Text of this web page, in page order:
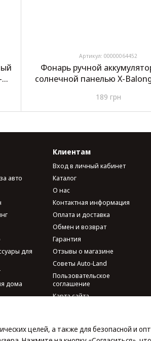
Артикул: 00000064452
Фонарь ручной
солнечной панелью X-
189 грн
авто
для
дома
Клиентам
Вход в личный кабинет
Каталог
О нас
Контактная информация
Оплата и доставка
Обмен и возврат
Гарантия
Отзывы о магазине
Советы Auto-Land
Пользовательское
соглашение
Карта сайта
целей, а также для безопасной и